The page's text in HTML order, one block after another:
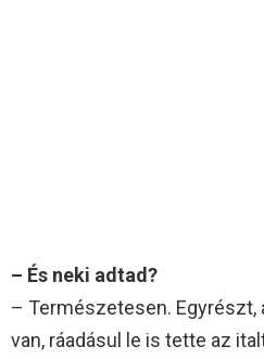
– És neki adtad?
– Természetesen. Egyrészt,
van, ráadásul le is tette az